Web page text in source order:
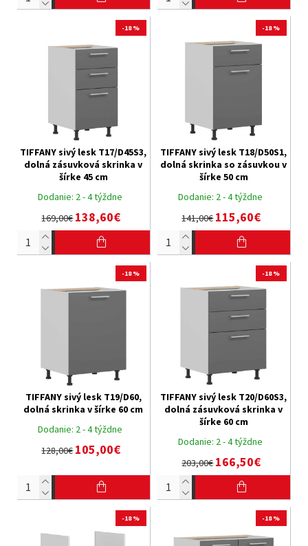
-18 %
Dodanie: 2 - 4 týždne
TIFFANY sivý lesk T17/D45S3,
dolná zásuvková skrinka v
šírke 45 cm
169,00€138,60€
-18 %
Dodanie: 2 - 4 týždne
TIFFANY sivý lesk T18/D50S1,
dolná skrinka so zásuvkou v
šírke 50 cm
141,00€115,60€
-18 %
Dodanie: 2 - 4 týždne
TIFFANY sivý lesk T19/D60,
dolná skrinka v šírke 60 cm
128,00€105,00€
-18 %
Dodanie: 2 - 4 týždne
TIFFANY sivý lesk T20/D60S3,
dolná zásuvková skrinka v
šírke 60 cm
203,00€166,50€
-18 % -18 %